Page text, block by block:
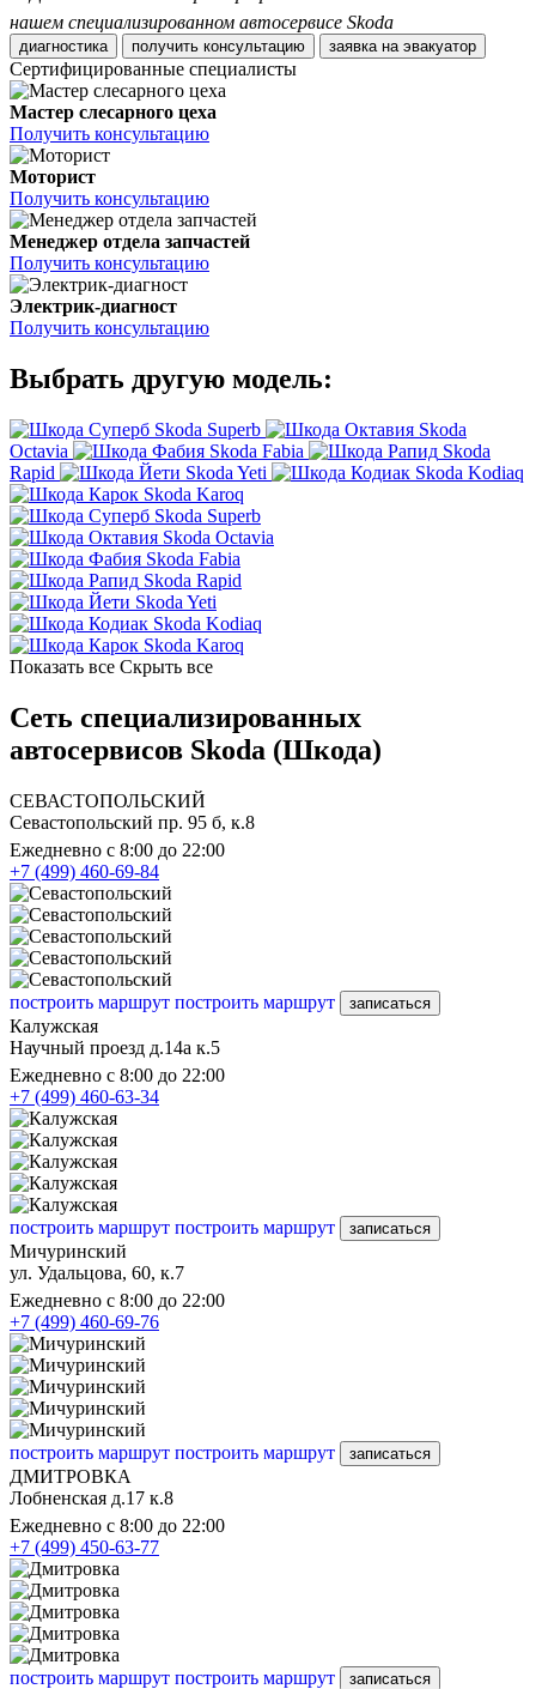
нашем специализированном автосервисе Skoda
диагностика получить консультацию заявка на эвакуатор
Сертифицированные специалисты
Мастер слесарного цеха
Получить консультацию
Моторист
Получить консультацию
Менеджер отдела запчастей
Получить консультацию
Электрик-диагност
Получить консультацию
Выбрать другую модель:
Skoda Superb
Skoda
Octavia
Skoda Fabia
Skoda
Rapid
Skoda Yeti
Skoda Kodiaq
Skoda Karoq
Skoda Superb
Skoda Octavia
Skoda Fabia
Skoda Rapid
Skoda Yeti
Skoda Kodiaq
Skoda Karoq
Показать все Скрыть все
Сеть специализированных
автосервисов Skoda (Шкода)
СЕВАСТОПОЛЬСКИЙ
Севастопольский пр. 95 б, к.8
Ежедневно с 8:00 до 22:00
+7 (499) 460-69-84
построить маршрут построить маршрут записаться
Калужская
Научный проезд д.14а к.5
Ежедневно с 8:00 до 22:00
+7 (499) 460-63-34
построить маршрут построить маршрут записаться
Мичуринский
ул. Удальцова, 60, к.7
Ежедневно с 8:00 до 22:00
+7 (499) 460-69-76
построить маршрут построить маршрут записаться
ДМИТРОВКА
Лобненская д.17 к.8
Ежедневно с 8:00 до 22:00
+7 (499) 450-63-77
построить маршрут построить маршрут записаться